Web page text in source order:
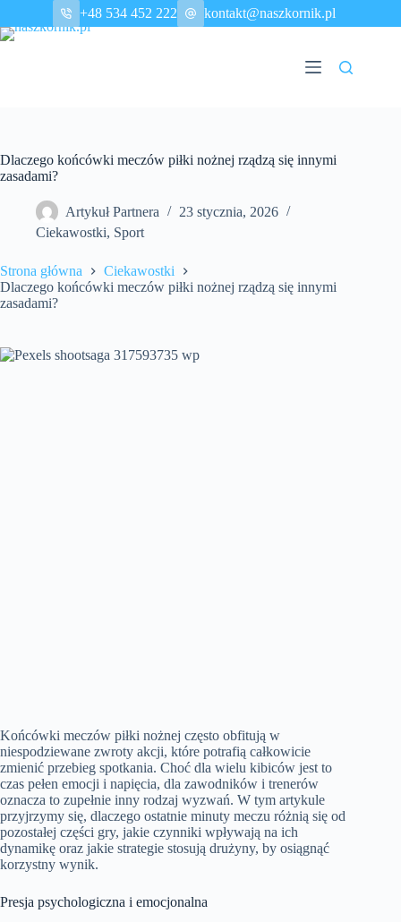
treści
+48 534 452 222 kontakt@naszkornik.pl
Dlaczego końcówki meczów piłki nożnej rządzą się innymi
zasadami?
Artykuł Partnera
23 stycznia, 2026
Ciekawostki, Sport
Strona główna
Ciekawostki
Dlaczego końcówki meczów piłki nożnej rządzą się innymi
zasadami?
Końcówki meczów piłki nożnej często obfitują w
niespodziewane zwroty akcji, które potrafią całkowicie
zmienić przebieg spotkania. Choć dla wielu kibiców jest to
czas pełen emocji i napięcia, dla zawodników i trenerów
oznacza to zupełnie inny rodzaj wyzwań. W tym artykule
przyjrzymy się, dlaczego ostatnie minuty meczu różnią się od
pozostałej części gry, jakie czynniki wpływają na ich
dynamikę oraz jakie strategie stosują drużyny, by osiągnąć
korzystny wynik.
Presja psychologiczna i emocjonalna